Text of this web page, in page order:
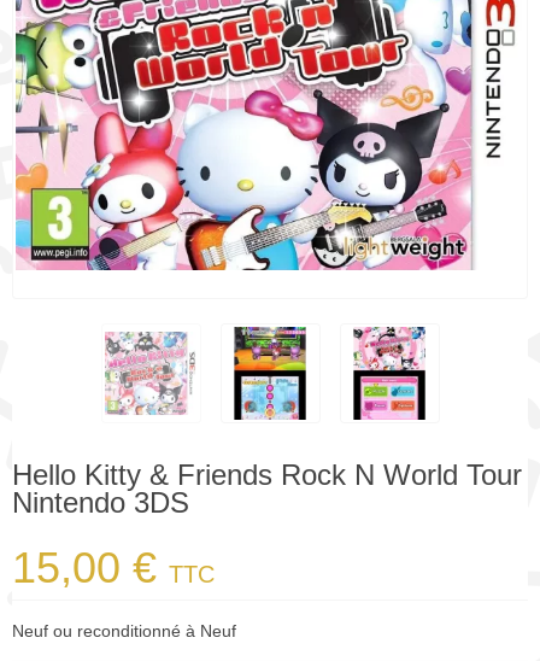
Hello Kitty & Friends Rock N World Tour
Nintendo 3DS
15,00 € TTC
Neuf ou reconditionné à Neuf